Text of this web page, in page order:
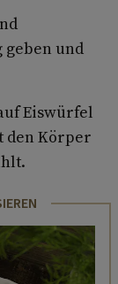
und
Eiswürfel
den Körper